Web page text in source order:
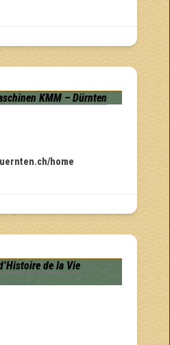
KMM – Dürnten
home
de la Vie